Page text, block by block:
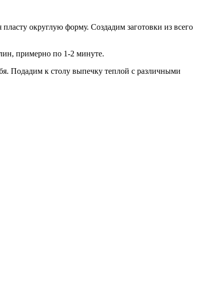
округлую форму. Создадим заготовки из всего
примерно по 1-2 минуте.
Подадим к столу выпечку теплой с различными